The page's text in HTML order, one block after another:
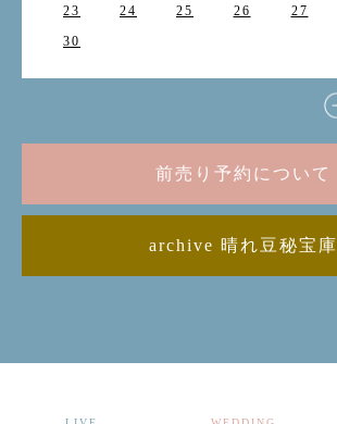
23
24 25 26 27
30
前売り予約について
archive 晴れ豆秘宝庫